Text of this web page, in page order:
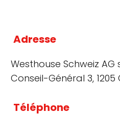
Adresse
Westhouse Schweiz
Conseil-Général 3, 1205
Téléphone